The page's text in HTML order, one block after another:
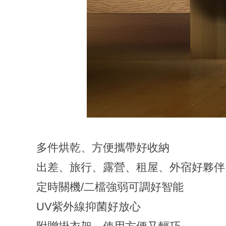
多件烘乾、方便攜帶好收納
出差、旅行、露營、租屋、外宿好夥
定時關機/二檔強弱可調好智能
UV紫外線抑菌好放心